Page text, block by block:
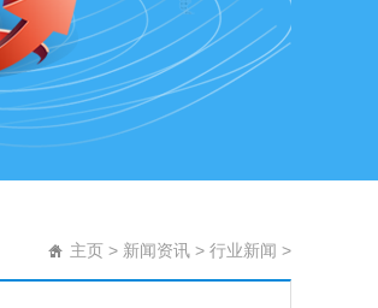
主页 > 新闻资讯 > 行业新闻 >